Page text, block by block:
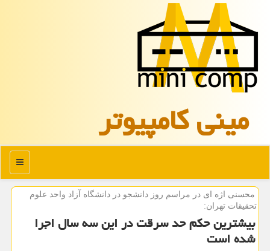
مینی كامپیوتر
منو
محسنی اژه ای در مراسم روز دانشجو در دانشگاه آزاد واحد علوم
تحقیقات تهران:
بیشترین حکم حد سرقت در این سه سال اجرا
شده است